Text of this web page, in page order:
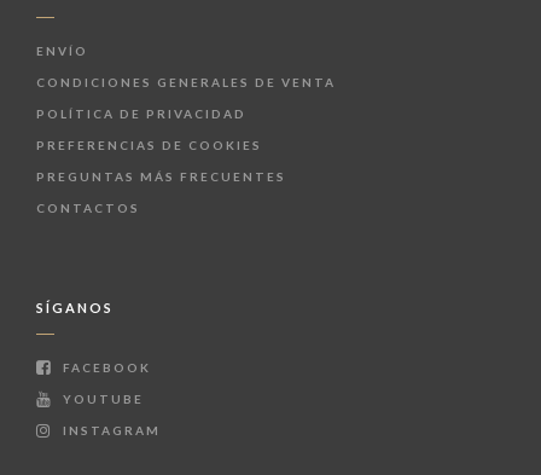
ENVÍO
CONDICIONES GENERALES DE VENTA
POLÍTICA DE PRIVACIDAD
PREFERENCIAS DE COOKIES
PREGUNTAS MÁS FRECUENTES
CONTACTOS
SÍGANOS
FACEBOOK
YOUTUBE
INSTAGRAM